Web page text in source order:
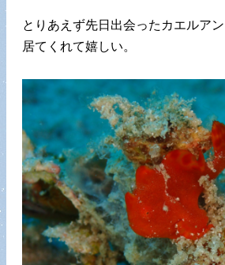
とりあえず先日出会ったカエルアン
居てくれて嬉しい。